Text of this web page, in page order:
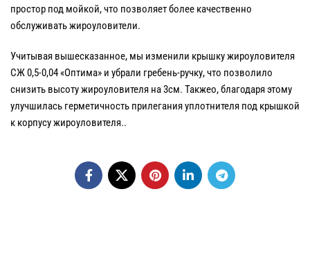
простор под мойкой, что позволяет более качественно
обслуживать жироуловители.
Учитывая вышесказанное, мы изменили крышку жироуловителя
СЖ 0,5-0,04 «Оптима» и убрали гребень-ручку, что позволило
снизить высоту жироуловителя на 3см. Такжео, благодаря этому
улучшилась герметичность прилегания уплотнителя под крышкой
к корпусу жироуловителя..